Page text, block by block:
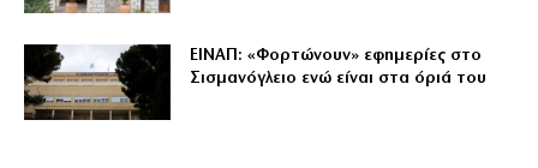
ΕΙΝΑΠ: «Φορτώνουν» εφημερίες στο
Σισμανόγλειο ενώ είναι στα όριά του